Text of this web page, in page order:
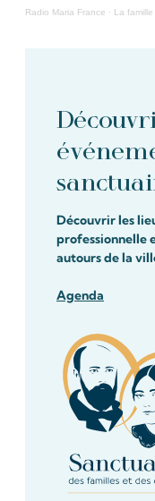
Radio Maria France · La famille
Découvrir les
professionnelle
autours de la
Agenda